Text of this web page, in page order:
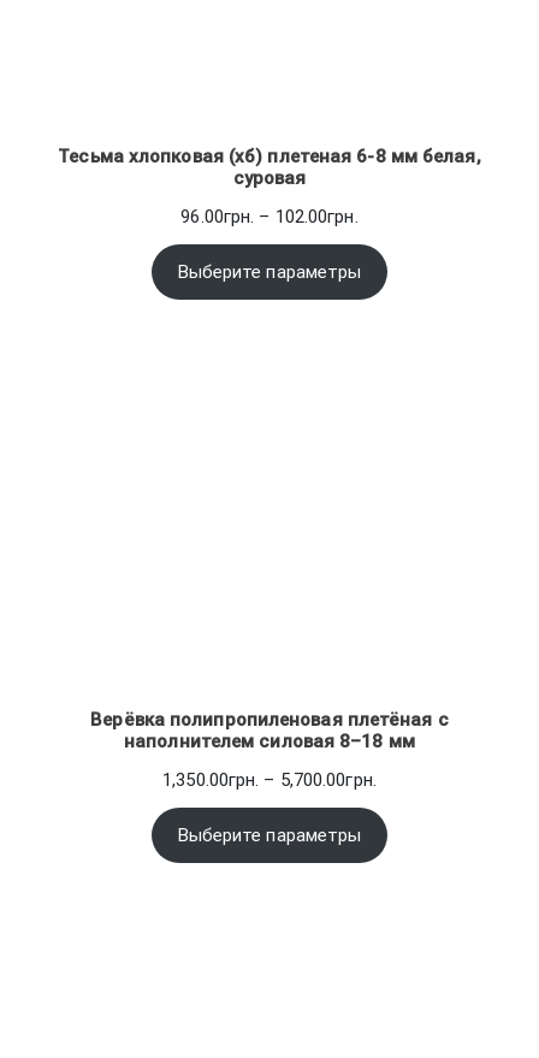
Тесьма хлопковая (хб) плетеная 6-8 мм белая,
суровая
96.00грн. – 102.00грн.
цен:
96.00грн.
–
Выберите параметры
Верёвка полипропиленовая плетёная с
наполнителем силовая 8–18 мм
1,350.00грн. – 5,700.00грн.
1,350.00грн.
–
Выберите параметры